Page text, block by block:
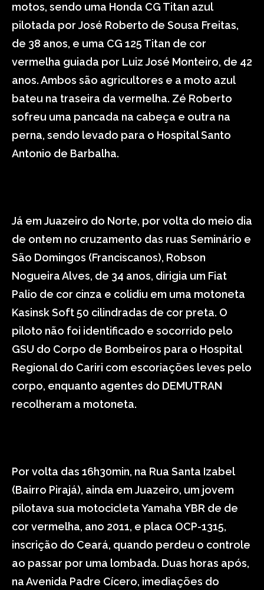
motos, sendo uma Honda CG Titan azul
pilotada por José Roberto de Sousa Freitas,
de 38 anos, e uma CG 125 Titan de cor
vermelha guiada por Luiz José Monteiro, de 42
anos. Ambos são agricultores e a moto azul
bateu na traseira da vermelha. Zé Roberto
sofreu uma pancada na cabeça e outra na
perna, sendo levado para o Hospital Santo
Antonio de Barbalha.
Já em Juazeiro do Norte, por volta do meio dia
de ontem no cruzamento das ruas Seminário e
São Domingos (Franciscanos), Robson
Nogueira Alves, de 34 anos, dirigia um Fiat
Palio de cor cinza e colidiu em uma motoneta
Kasinsk Soft 50 cilindradas de cor preta. O
piloto não foi identificado e socorrido pelo
GSU do Corpo de Bombeiros para o Hospital
Regional do Cariri com escoriações leves pelo
corpo, enquanto agentes do DEMUTRAN
recolheram a motoneta.
Por volta das 16h30min, na Rua Santa Izabel
(Bairro Pirajá), ainda em Juazeiro, um jovem
pilotava sua motocicleta Yamaha YBR de de
cor vermelha, ano 2011, e placa OCP-1315,
inscrição do Ceará, quando perdeu o controle
ao passar por uma lombada. Duas horas após,
na Avenida Padre Cícero, imediações do